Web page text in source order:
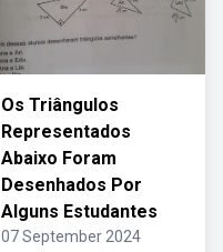
Os Triângulos
Representados
Abaixo Foram
Desenhados Por
Alguns Estudantes
07 September 2024